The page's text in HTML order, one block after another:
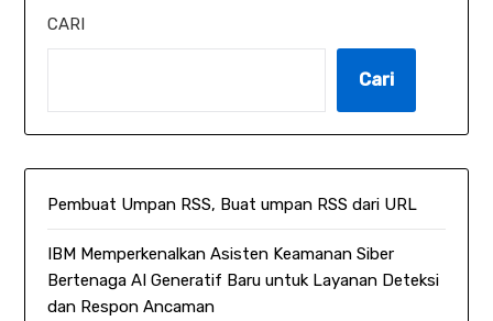
CARI
Cari
Pembuat Umpan RSS, Buat umpan RSS dari URL
IBM Memperkenalkan Asisten Keamanan Siber
Bertenaga AI Generatif Baru untuk Layanan Deteksi
dan Respon Ancaman